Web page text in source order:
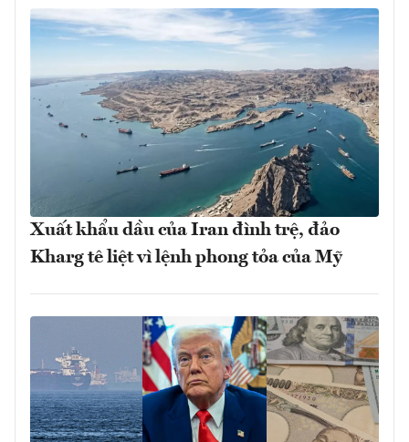
Xuất khẩu dầu của Iran đình trệ, đảo
Kharg tê liệt vì lệnh phong tỏa của Mỹ